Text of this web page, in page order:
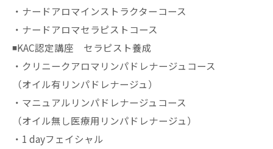
・ナードアロマインストラクターコース
・ナードアロマセラピストコース
◾️KAC認定講座 セラピスト養成
・クリニークアロマリンパドレナージュコース
（オイル有リンパドレナージュ）
・マニュアルリンパドレナージュコース
（オイル無し医療用リンパドレナージュ）
・1 dayフェイシャル